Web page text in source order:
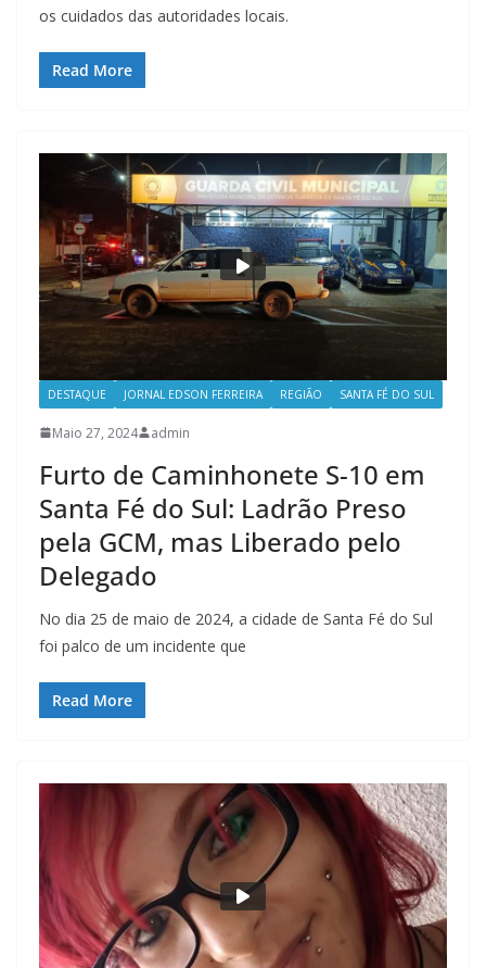
os cuidados das autoridades locais.
Read More
DESTAQUE JORNAL EDSON FERREIRA REGIÃO SANTA FÉ DO SUL
Maio 27, 2024 admin
Furto de Caminhonete S-10 em
Santa Fé do Sul: Ladrão Preso
pela GCM, mas Liberado pelo
Delegado
No dia 25 de maio de 2024, a cidade de Santa Fé do Sul
foi palco de um incidente que
Read More